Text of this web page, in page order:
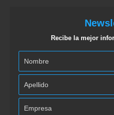
Recibe la mejor